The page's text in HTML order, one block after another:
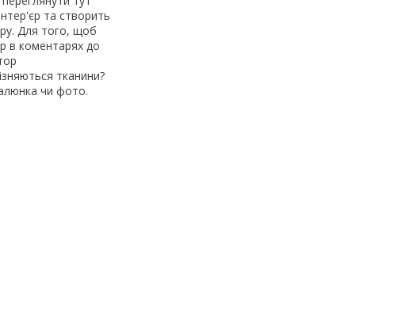
та створить
Для того, щоб
в коментарях до
тканини?
чи фото.